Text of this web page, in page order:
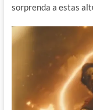
sorprenda a estas